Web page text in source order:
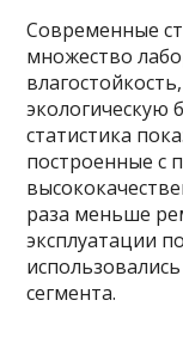
Современные
множество
экологическую
статистика
построенные с
раза меньше
эксплуатации
сегмента.